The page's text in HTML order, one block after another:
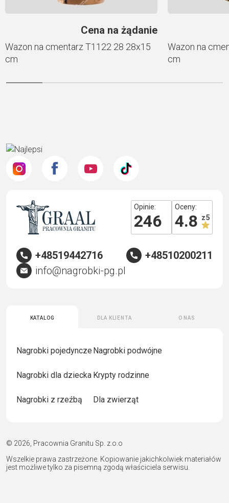
Cena na żądanie
Wazon na cmentarz Т1122 28 28х15
cm
Wazon na
cm
Katalog Dla klienta O nas
Nagrobki pojedyncze Nagrobki podwójne
Nagrobki dla dziecka Krypty rodzinne
Nagrobki z rzeźbą Dla zwierząt
Opinie:
246
Oceny:
4.8 z 5
+48519442716
+48510200211
info@nagrobki-pg.pl
Wszelkie prawa zastrzeżone. Kopiowanie jakichkolwiek materiałów
jest możliwe tylko za pisemną zgodą właściciela serwisu.
© 2026, Pracownia Granitu Sp. z.o.o